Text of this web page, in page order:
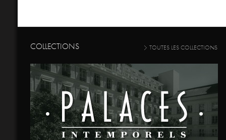
COLLECTIONS TOUTES LES COLLECTIONS